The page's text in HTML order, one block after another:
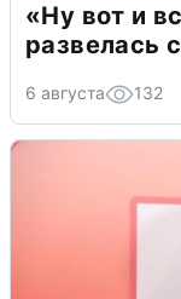
«Ну вот и
развелась
6 августа 132